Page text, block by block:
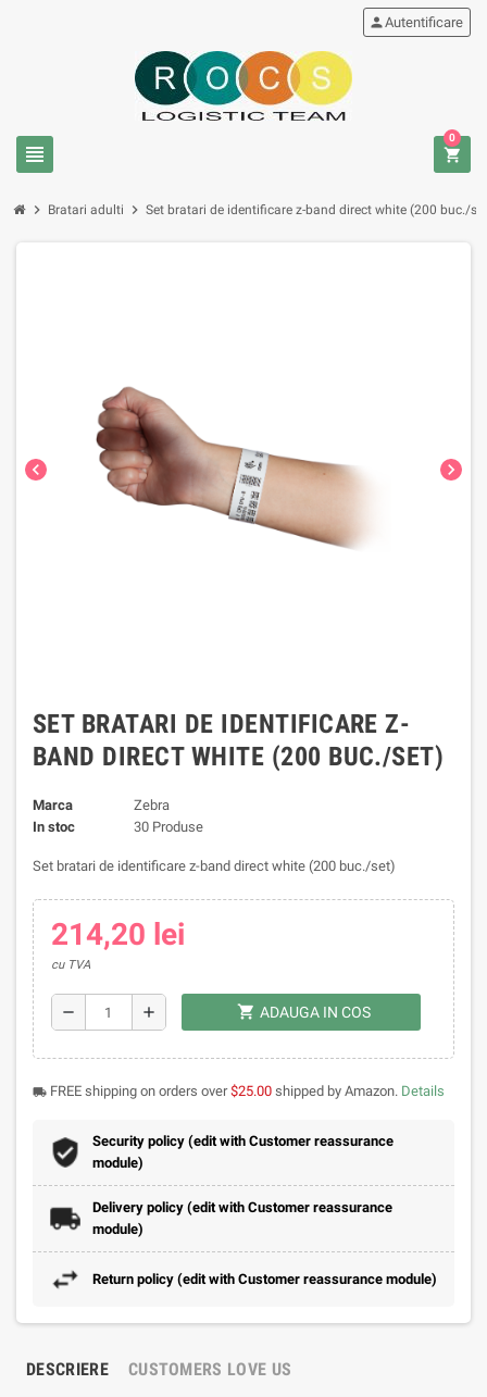
view_headline
personAutentificare
shopping_cart
0
chevron_right Bratari adulti chevron_right Set bratari de identificare z-band direct white (200 buc./
chevron_left chevron_right
SET BRATARI DE IDENTIFICARE Z-
BAND DIRECT WHITE (200 BUC./SET)
Marca
Zebra
In stoc
30 Produse
Set bratari de identificare z-band direct white (200 buc./set)
214,20 lei
cu TVA
remove add shopping_cart ADAUGA IN COS
local_shipping FREE shipping on orders over$25.00 shipped by Amazon. Details
Security policy (edit with Customer reassurance
module)
Delivery policy (edit with Customer reassurance
module)
Return policy (edit with Customer reassurance module)
DESCRIERE CUSTOMERS LOVE US